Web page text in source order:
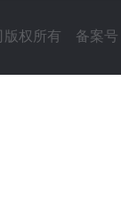
版权所有 备案